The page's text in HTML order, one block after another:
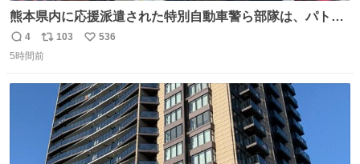
熊本県内に応援派遣された特別自動車警ら部隊は、パトロ
ールを通じて車中泊者への声掛けも行っています。写真
は、福岡県警察の特別自動車警ら部隊が八代警察署管内の
す。こまめな水分・塩分補給を行ってください。 #令和８
年熊本地震 #福岡県警察
返
信
4
リ
ポ
103
い
数
536
5時間前